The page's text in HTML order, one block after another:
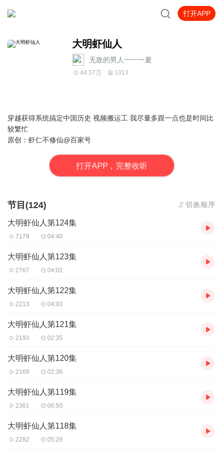
打开APP
大明虾仙人
无敌的男人一一一夏
44.57万 1313
穿越获得系统搞定中国历史 视频搬运工 我尽量多跟一点也是时间比
较繁忙
原创：虾仁不修仙@百家号
打开APP，完整收听
节目(124) 切换顺序
大明虾仙人第124集
7178 04:40
大明虾仙人第123集
2767 04:02
大明虾仙人第122集
2213 04:03
大明虾仙人第121集
2193 02:35
大明虾仙人第120集
2169 02:36
大明虾仙人第119集
2361 06:50
大明虾仙人第118集
2282 05:28